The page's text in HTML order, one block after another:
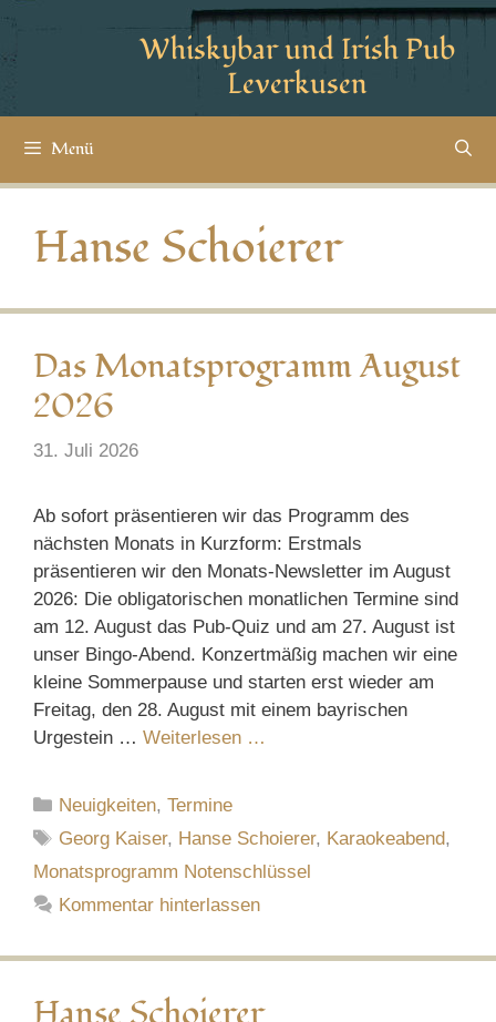
Whiskybar und Irish Pub
Leverkusen
Menü
Hanse Schoierer
Das Monatsprogramm August
2026
31. Juli 2026
Ab sofort präsentieren wir das Programm des
nächsten Monats in Kurzform: Erstmals
präsentieren wir den Monats-Newsletter im August
2026: Die obligatorischen monatlichen Termine sind
am 12. August das Pub-Quiz und am 27. August ist
unser Bingo-Abend. Konzertmäßig machen wir eine
kleine Sommerpause und starten erst wieder am
Freitag, den 28. August mit einem bayrischen
Urgestein … Weiterlesen …
Kategorien
Neuigkeiten,Termine
Schlagwörter
Georg Kaiser, Hanse Schoierer, Karaokeabend,
Monatsprogramm Notenschlüssel
Kommentar hinterlassen